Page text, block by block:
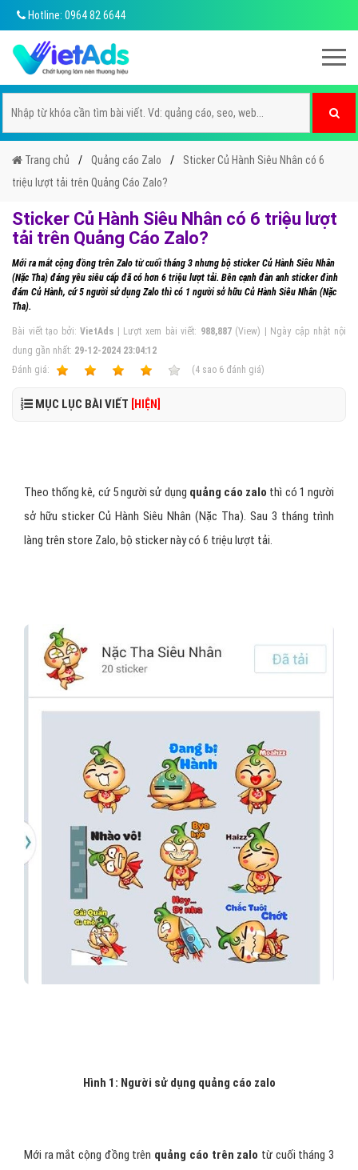
Hotline: 0964 82 6644
Trang chủ Quảng cáo Zalo
Sticker Củ Hành Siêu Nhân có 6
triệu lượt tải trên Quảng Cáo Zalo?
Sticker Củ Hành Siêu Nhân có 6 triệu lượt
tải trên Quảng Cáo Zalo?
Mới ra mắt cộng đồng trên Zalo từ cuối tháng 3 nhưng bộ sticker Củ Hành Siêu Nhân
(Nặc Tha) đáng yêu siêu cấp đã có hơn 6 triệu lượt tải. Bên cạnh đàn anh sticker đình
đám Củ Hành, cứ 5 người sử dụng Zalo thì có 1 người sở hữu Củ Hành Siêu Nhân (Nặc
Tha).
Bài viết tạo bởi:VietAds | Lượt xem bài viết: 988,887(View) | Ngày cập nhật nội
dung gần nhất: 29-12-2024 23:04:12
Ðánh giá:
(4 sao 6 đánh giá)
MỤC LỤC BÀI VIẾT [HIỆN]
Theo thống kê, cứ 5 người sử dụng quảng cáo zalo thì có 1 người
sở hữu sticker Củ Hành Siêu Nhân (Nặc Tha). Sau 3 tháng trình
làng trên store Zalo, bộ sticker này có 6 triệu lượt tải.
Hình 1: Người sử dụng quảng cáo zalo
Mới ra mắt cộng đồng trên quảng cáo trên zalo từ cuối tháng 3